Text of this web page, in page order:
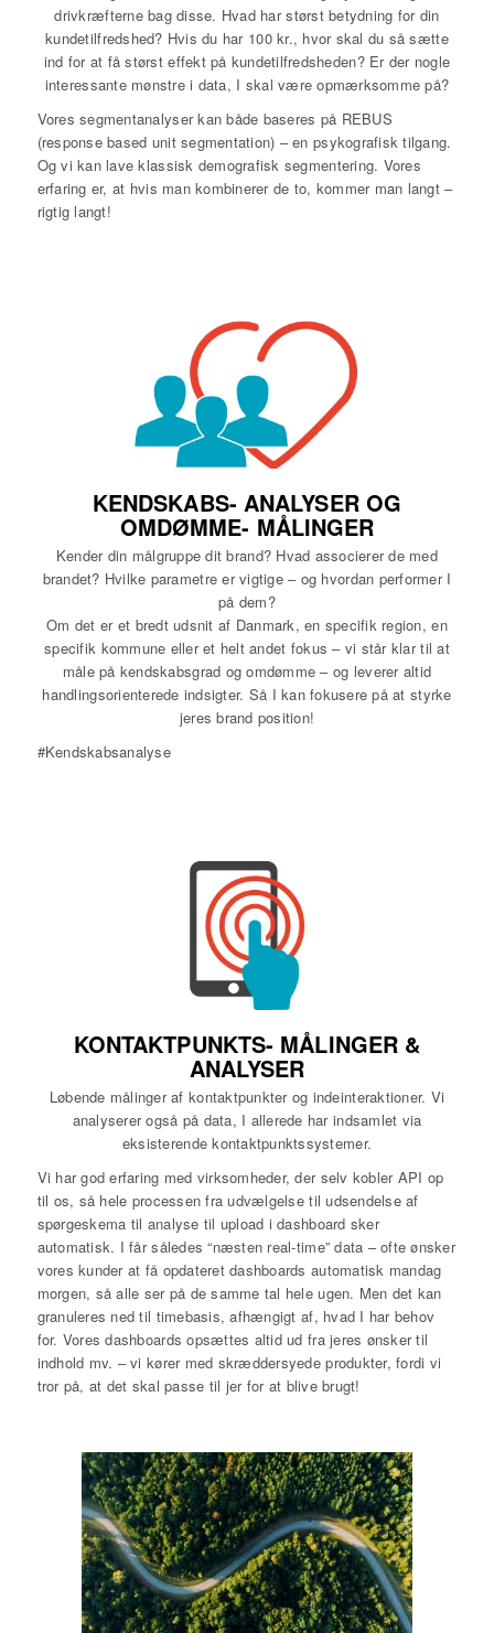
drivkræfterne bag disse. Hvad har størst betydning for din
kundetilfredshed? Hvis du har 100 kr., hvor skal du så sætte
ind for at få størst effekt på kundetilfredsheden? Er der nogle
interessante mønstre i data, I skal være opmærksomme på?
Vores segmentanalyser kan både baseres på REBUS
(response based unit segmentation) – en psykografisk tilgang.
Og vi kan lave klassisk demografisk segmentering. Vores
erfaring er, at hvis man kombinerer de to, kommer man langt –
rigtig langt!
KENDSKABS- ANALYSER OG
OMDØMME- MÅLINGER
Kender din målgruppe dit brand? Hvad associerer de med
brandet? Hvilke parametre er vigtige – og hvordan performer I
på dem?
Om det er et bredt udsnit af Danmark, en specifik region, en
specifik kommune eller et helt andet fokus – vi står klar til at
måle på kendskabsgrad og omdømme – og leverer altid
handlingsorienterede indsigter. Så I kan fokusere på at styrke
jeres brand position!
#Kendskabsanalyse
KONTAKTPUNKTS- MÅLINGER &
ANALYSER
Løbende målinger af kontaktpunkter og indeinteraktioner. Vi
analyserer også på data, I allerede har indsamlet via
eksisterende kontaktpunktssystemer.
Vi har god erfaring med virksomheder, der selv kobler API op
til os, så hele processen fra udvælgelse til udsendelse af
spørgeskema til analyse til upload i dashboard sker
automatisk. I får således “næsten real-time” data – ofte ønsker
vores kunder at få opdateret dashboards automatisk mandag
morgen, så alle ser på de samme tal hele ugen. Men det kan
granuleres ned til timebasis, afhængigt af, hvad I har behov
for. Vores dashboards opsættes altid ud fra jeres ønsker til
indhold mv. – vi kører med skræddersyede produkter, fordi vi
tror på, at det skal passe til jer for at blive brugt!